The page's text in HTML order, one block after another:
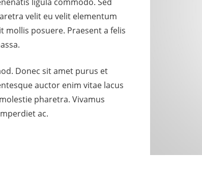
velit eu velit elementum
mollis posuere. Praesent a felis
Donec sit amet purus et
auctor enim vitae lacus
pharetra. Vivamus
ac.